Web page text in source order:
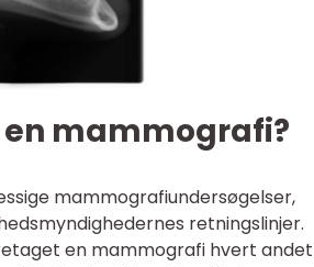
mammografi?
mammografiundersøgelser,
retningslinjer.
en mammografi hvert